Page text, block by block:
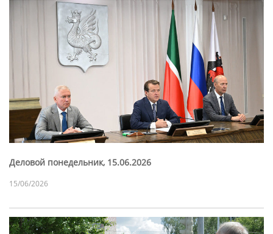
Деловой понедельник, 15.06.2026
15/06/2026